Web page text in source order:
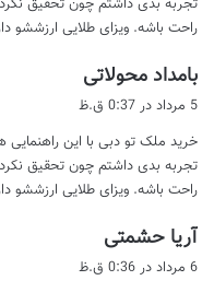
تجربه بدی داشتم چون تحقیق
راحت باشه. ویزای طلایی ارزششو
بامداد محولاتی
ف
:
5 مرداد در 0:37 ق.ظ
خرید ملک تو دبی با این
تجربه بدی داشتم چون تحقیق
راحت باشه. ویزای طلایی ارزششو
آریا حشمتی
ف
6 مرداد در 0:36 ق.ظ